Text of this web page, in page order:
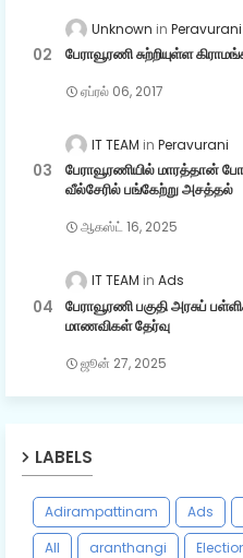
Unknown Peravurani
பேராவூரணி சுற்றியுள்ள
ஏப்ரல் 06, 2017
IT TEAM Peravurani
பேராவூரணியில் மாரத்தான்
வீல்சேரில் பங்கேற்று அசத்தல்
ஆகஸ்ட் 16, 2025
IT TEAM Ads
பேராவூரணி பகுதி அரசுப்
மாணவிகள் தேர்வு
ஜூன் 27, 2025
LABELS
Adirampattinam Ads
All
aranthangi